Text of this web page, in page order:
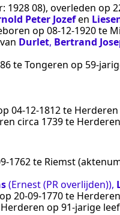
1928 08), overleden op
Peter Jozefen
op 08‑12‑1920te
Durlet, Bertrand
teTongeren op 59-
04‑12‑1812te Herderen
circa 1739te Herderen
te Riemst
(Ernest (PR overlijden)),
20‑09‑1770te Herderen
Herderen op 91-jarige